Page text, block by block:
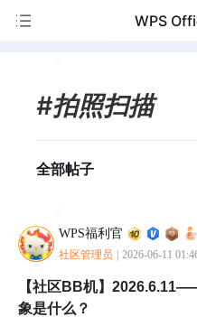
WPS
#拍照扫描
全部帖子
WPS福利官
社区管理员 2026-06-11
【社区BB机】
象是什么？